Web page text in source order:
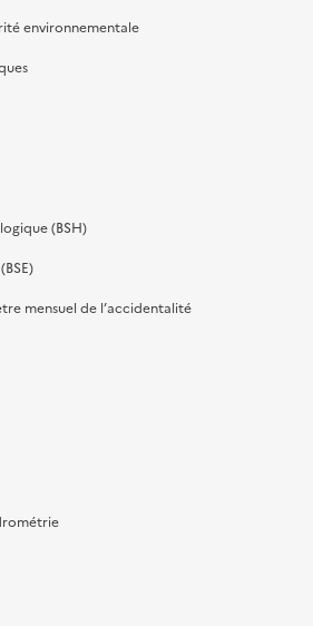
environnementale
(BSH)
mensuel de l’accidentalité